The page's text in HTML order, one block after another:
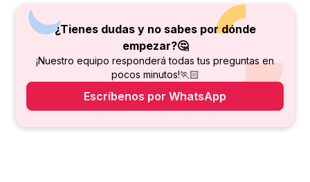
¿Tienes dudas y no sabes por dónde
empezar?🤔
¡Nuestro equipo responderá todas tus preguntas en
pocos minutos!🏃🏻
Escríbenos por WhatsApp